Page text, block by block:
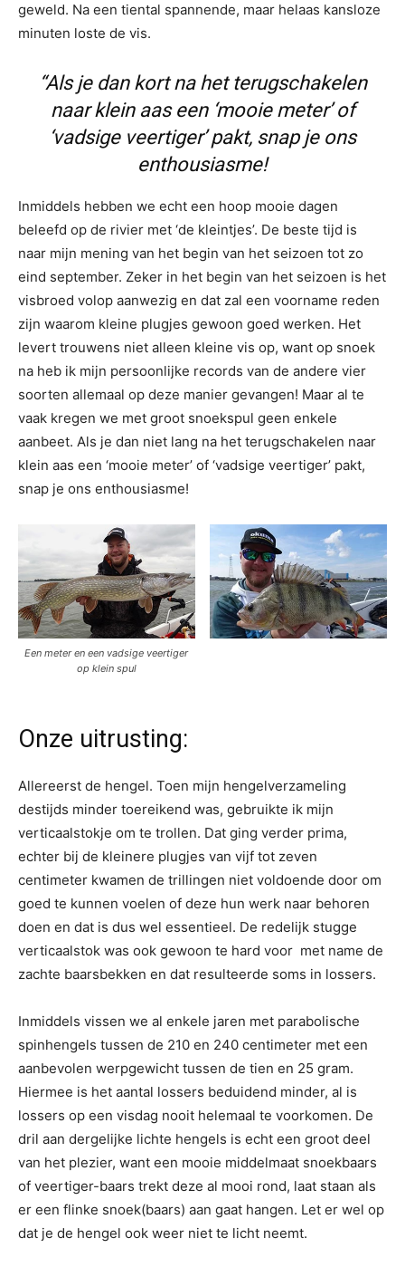
geweld. Na een tiental spannende, maar helaas kansloze
minuten loste de vis.
“Als je dan kort na het terugschakelen
naar klein aas een ‘mooie meter’ of
‘vadsige veertiger’ pakt, snap je ons
enthousiasme!
Inmiddels hebben we echt een hoop mooie dagen
beleefd op de rivier met ‘de kleintjes’. De beste tijd is
naar mijn mening van het begin van het seizoen tot zo
eind september. Zeker in het begin van het seizoen is het
visbroed volop aanwezig en dat zal een voorname reden
zijn waarom kleine plugjes gewoon goed werken. Het
levert trouwens niet alleen kleine vis op, want op snoek
na heb ik mijn persoonlijke records van de andere vier
soorten allemaal op deze manier gevangen! Maar al te
vaak kregen we met groot snoekspul geen enkele
aanbeet. Als je dan niet lang na het terugschakelen naar
klein aas een ‘mooie meter’ of ‘vadsige veertiger’ pakt,
snap je ons enthousiasme!
Een meter en een vadsige veertiger
op klein spul
Onze uitrusting:
Allereerst de hengel. Toen mijn hengelverzameling
destijds minder toereikend was, gebruikte ik mijn
verticaalstokje om te trollen. Dat ging verder prima,
echter bij de kleinere plugjes van vijf tot zeven
centimeter kwamen de trillingen niet voldoende door om
goed te kunnen voelen of deze hun werk naar behoren
doen en dat is dus wel essentieel. De redelijk stugge
verticaalstok was ook gewoon te hard voor met name de
zachte baarsbekken en dat resulteerde soms in lossers.
Inmiddels vissen we al enkele jaren met parabolische
spinhengels tussen de 210 en 240 centimeter met een
aanbevolen werpgewicht tussen de tien en 25 gram.
Hiermee is het aantal lossers beduidend minder, al is
lossers op een visdag nooit helemaal te voorkomen. De
dril aan dergelijke lichte hengels is echt een groot deel
van het plezier, want een mooie middelmaat snoekbaars
of veertiger-baars trekt deze al mooi rond, laat staan als
er een flinke snoek(baars) aan gaat hangen. Let er wel op
dat je de hengel ook weer niet te licht neemt.